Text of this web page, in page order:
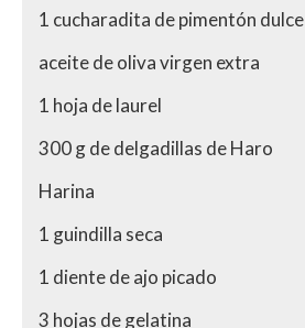
1 cucharadita de pimentón dulce
aceite de oliva virgen extra
1 hoja de laurel
300 g de delgadillas de Haro
Harina
1 guindilla seca
1 diente de ajo picado
3 hojas de gelatina